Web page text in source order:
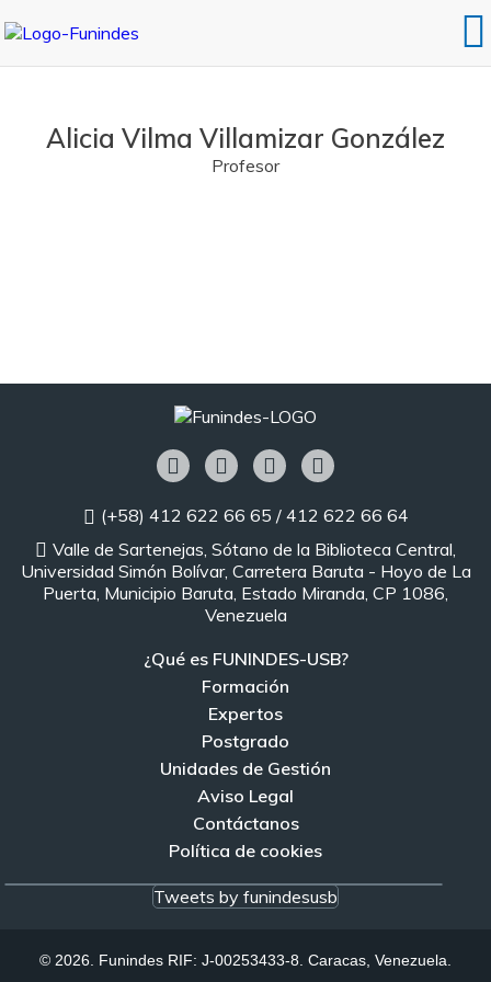
Alicia Vilma Villamizar González
Profesor
(+58) 412 622 66 65 / 412 622 66 64
Valle de Sartenejas, Sótano de la Biblioteca Central,
Universidad Simón Bolívar, Carretera Baruta - Hoyo de La
Puerta, Municipio Baruta, Estado Miranda, CP 1086,
Venezuela
¿Qué es FUNINDES-USB?
Formación
Expertos
Postgrado
Unidades de Gestión
Aviso Legal
Contáctanos
Política de cookies
Tweets by funindesusb
© 2026. Funindes RIF: J-00253433-8. Caracas, Venezuela.